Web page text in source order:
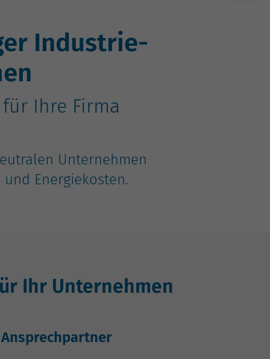
Industrie-
Ihre Firma
Unternehmen
Energiekosten.
Ihr Unternehmen
Ansprechpartner